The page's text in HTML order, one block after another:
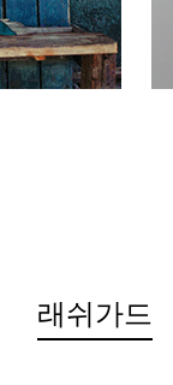
래쉬가드